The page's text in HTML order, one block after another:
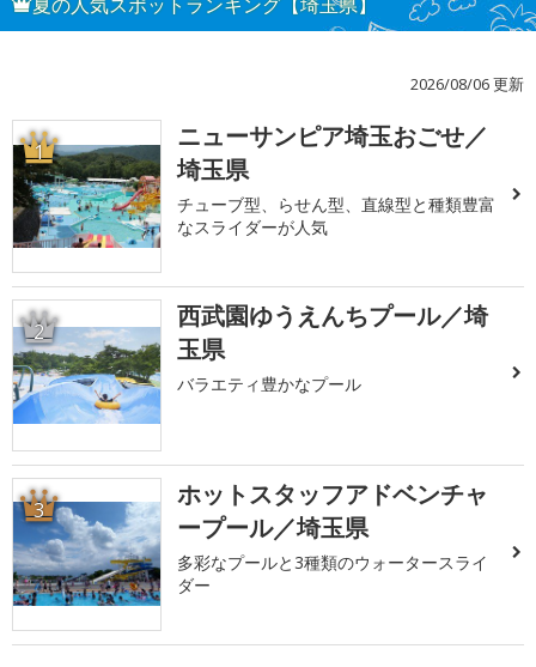
2026/08/06 更新
1
ニューサンピア埼玉おごせ／
埼玉県
チューブ型、らせん型、直線型と種類豊富
なスライダーが人気
2
西武園ゆうえんちプール／埼
玉県
バラエティ豊かなプール
3
ホットスタッフアドベンチャ
ープール／埼玉県
多彩なプールと3種類のウォータースライ
ダー